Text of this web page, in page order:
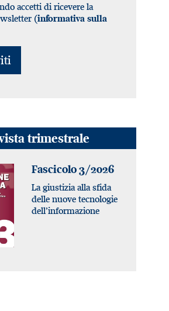
accetti di ricevere la
(informativa sulla
trimestrale
Fascicolo 3/2026
La giustizia alla sfida
delle nuove tecnologie
dell’informazione